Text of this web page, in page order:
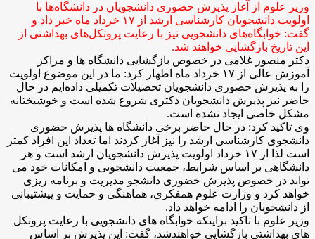
وزیر علوم از آغاز پذیرش حضوری دانشجویان در دانشگاه‌ها با
اولویت دانشجویان کارشناسی ارشد از ۱۷ خرداد ماه خبر داد و
گفت: خوابگاه‌های دانشجویی نیز با رعایت پروتکل‌های بهداشتی از
این تاریخ بازگشایی خواهند شد.
دکتر منصور غلامی در خصوص بازگشایی دانشگاه ها و مراکز
آموزش عالی از ۱۷ خرداد ماه اظهار کرد: ما در این موضوع اولویت
را به پذیرش حضوری دانشجویان تحصیلات تکمیلی داده‌ایم در حال
حاضر نیز پذیرش دانشجویان دکتری شروع شده است و خوشبختانه
مشکل خاصی ایجاد نشده است.
وی تاکید کرد: در حال حاضر برخی دانشگاه ها پذیرش حضوری
دانشجوی کارشناسی ارشد را نیز آغاز کردند اما تعداد این افراد کمتر
است لذا از ۱۷ خرداد اولویت پذیرش دانشجویان ارشد است و هر
دانشگاهی بر اساس شرایط، جمعیت دانشجویی و امکانات خود می
تواند در خصوص پذیرش خضوری دانشجو مدیریت و برنامه ریزی
خواهد کرد و وزارت علوم همفکری، هماهنگی و حمایت و پیشتیبانی
از دانشجویان را ادامه خواهد داد.
وزیر علوم با تاکید براینکه خوابگاه های دانشجویی با رعایت پروتکل
های بهداشتی بازگشایی خواهندشد، گفت: این پذیرش بر اساس